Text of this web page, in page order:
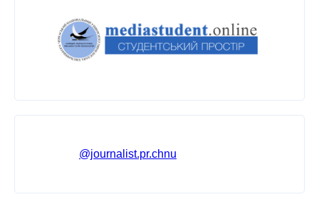
@journalist.pr.chnu